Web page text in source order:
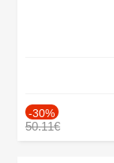
-30%
50.11€